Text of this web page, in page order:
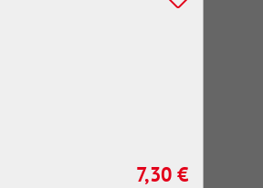
Regulärer Preis:
7,30 €